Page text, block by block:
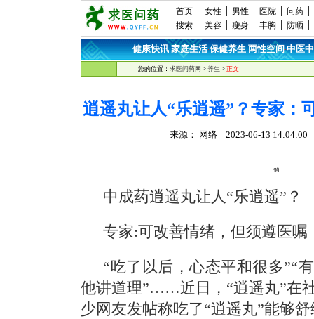
首页 女性 男性 医院
问药
搜索
美容 瘦身 丰胸 防晒
健康快讯·家庭生活·保健养生·两性空间·中医
您的位置： 求医问药网 > 养生 > 正文
逍遥丸让人“乐逍遥”？专家：
来源： 网络 2023-06-13
中成药逍遥丸让人“乐逍遥”？
专家:可改善情绪，但须遵医嘱
“吃了以后，心态平和很多”“
他讲道理”……近日，“逍遥丸”在
少网友发帖称吃了“逍遥丸”能够